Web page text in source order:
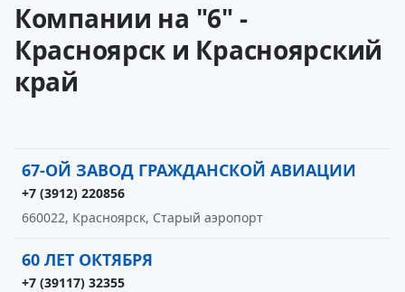
Компании на "6" -
Красноярск и Красноярский
край
67-ОЙ ЗАВОД ГРАЖДАНСКОЙ АВИАЦИИ
+7 (3912) 220856
660022, Красноярск, Старый аэропорт
60 ЛЕТ ОКТЯБРЯ
+7 (39117) 32355